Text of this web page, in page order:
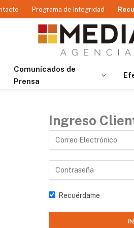
Programa de Integridad
Comunicados de
Prensa
Ingreso
Recuérdame